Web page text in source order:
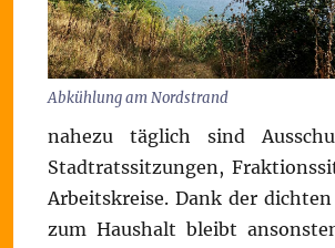
Abkühlung am Nordstrand
nahezu täglich sind
Stadtratssitzungen,
Arbeitskreise. Dank der
zum Haushalt bleibt